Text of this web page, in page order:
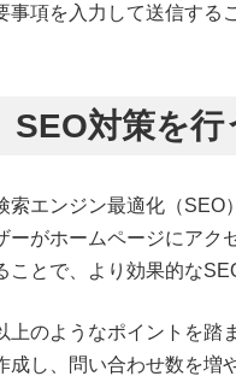
事項を入力して送信する
SEO対策を行
索エンジン最適化（SEO
ーがホームページにアク
ことで、より効果的な
上のようなポイントを踏
成し、問い合わせ数を増